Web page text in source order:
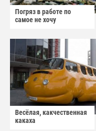
Погряз в работе по
самое не хочу
Весёлая, какчественная
какаха